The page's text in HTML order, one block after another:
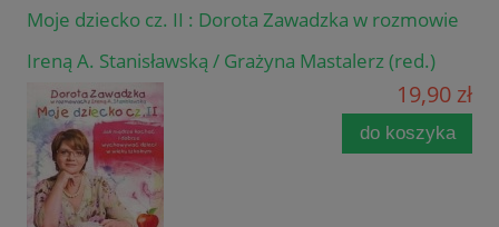
Moje dziecko cz. II : Dorota Zawadzka w rozmowie
Ireną A. Stanisławską / Grażyna Mastalerz (red.)
19,90 zł
do koszyka